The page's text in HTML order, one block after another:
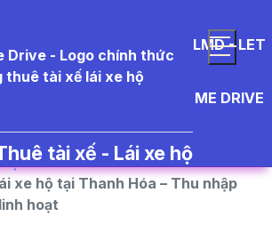
LMD - LET
ME DRIVE
tài xế - Lái xe hộ
xe hộ tại Thanh Hóa – Thu nhập
hoạt